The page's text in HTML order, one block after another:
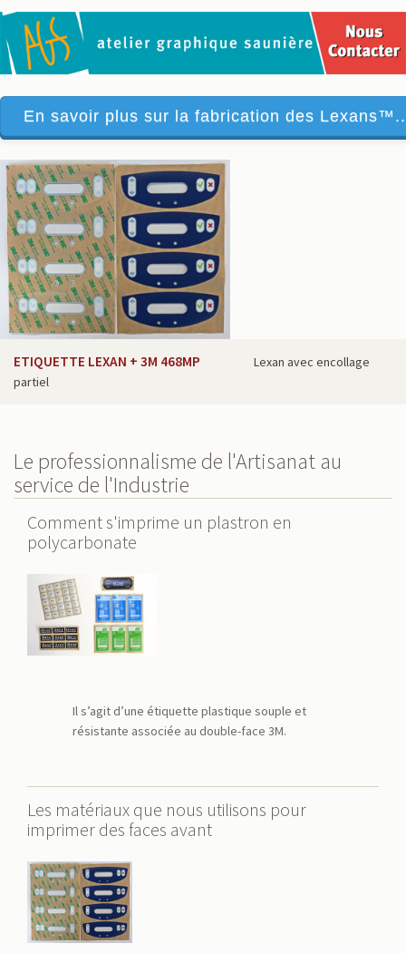
En savoir plus sur la fabrication des
ETIQUETTE LEXAN + 3M 468MP
Lexan avec encollage
partiel
Le professionnalisme de l'Artisanat au
service de l'Industrie
Comment s'imprime un plastron en
polycarbonate
Il s’agit d’une étiquette plastique souple et
résistante associée au double-face 3M.
Les matériaux que nous utilisons pour
imprimer des faces avant